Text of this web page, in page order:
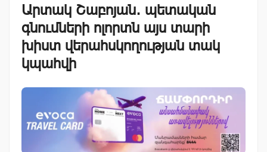
Արտակ Շաբոյան․ պետական
գնումների ոլորտն այս տարի
խիստ վերահսկողության տակ
կպահվի